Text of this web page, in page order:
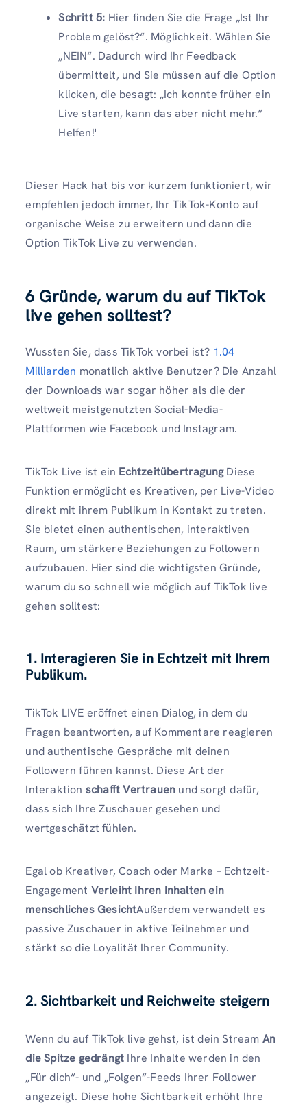
Schritt 5: Hier finden Sie die Frage „Ist Ihr
Problem gelöst?“. Möglichkeit. Wählen Sie
„NEIN“. Dadurch wird Ihr Feedback
übermittelt, und Sie müssen auf die Option
klicken, die besagt: „Ich konnte früher ein
Live starten, kann das aber nicht mehr.“
Helfen!'
Dieser Hack hat bis vor kurzem funktioniert, wir
empfehlen jedoch immer, Ihr TikTok-Konto auf
organische Weise zu erweitern und dann die
Option TikTok Live zu verwenden.
6 Gründe, warum du auf TikTok
live gehen solltest?
Wussten Sie, dass TikTok vorbei ist? 1.04
Milliarden monatlich aktive Benutzer? Die Anzahl
der Downloads war sogar höher als die der
weltweit meistgenutzten Social-Media-
Plattformen wie Facebook und Instagram.
TikTok Live ist ein EchtzeitübertragungDiese
Funktion ermöglicht es Kreativen, per Live-Video
direkt mit ihrem Publikum in Kontakt zu treten.
Sie bietet einen authentischen, interaktiven
Raum, um stärkere Beziehungen zu Followern
aufzubauen. Hier sind die wichtigsten Gründe,
warum du so schnell wie möglich auf TikTok live
gehen solltest:
1. Interagieren Sie in Echtzeit mit Ihrem
Publikum.
TikTok LIVE eröffnet einen Dialog, in dem du
Fragen beantworten, auf Kommentare reagieren
und authentische Gespräche mit deinen
Followern führen kannst. Diese Art der
Interaktion schafft Vertrauen und sorgt dafür,
dass sich Ihre Zuschauer gesehen und
wertgeschätzt fühlen.
Egal ob Kreativer, Coach oder Marke – Echtzeit-
Engagement Verleiht Ihren Inhalten ein
menschliches GesichtAußerdem verwandelt es
passive Zuschauer in aktive Teilnehmer und
stärkt so die Loyalität Ihrer Community.
2. Sichtbarkeit und Reichweite steigern
Wenn du auf TikTok live gehst, ist dein Stream An
die Spitze gedrängt Ihre Inhalte werden in den
„Für dich“- und „Folgen“-Feeds Ihrer Follower
angezeigt. Diese hohe Sichtbarkeit erhöht Ihre